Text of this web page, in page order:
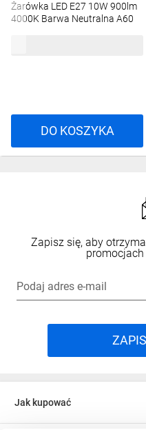
Prosta i
Gwarancja oraz
ŻarówkaLED E27
zaprojektowana
większości
9 kWh na
zaoszczędzić na
doskonały wybór
sobie ekologię i
Żarówka LED
Żarówka LED E27 10W 900lm
4000K Barwa Neutralna A60
DO KOSZYKA
Zapisz się, aby
Podaj adres e-mail
Jak kupować